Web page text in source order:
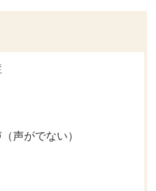
声がでない）